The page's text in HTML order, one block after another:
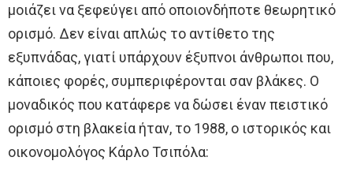
μοιάζει να ξεφεύγει από οποιονδήποτε θεωρητικό
ορισμό. Δεν είναι απλώς το αντίθετο της
εξυπνάδας, γιατί υπάρχουν έξυπνοι άνθρωποι που,
κάποιες φορές, συμπεριφέρονται σαν βλάκες. Ο
μοναδικός που κατάφερε να δώσει έναν πειστικό
ορισμό στη βλακεία ήταν, το 1988, ο ιστορικός και
οικονομολόγος Κάρλο Τσιπόλα: